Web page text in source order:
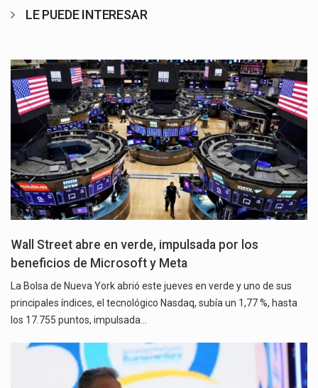
LE PUEDE INTERESAR
Wall Street abre en verde, impulsada por los
beneficios de Microsoft y Meta
La Bolsa de Nueva York abrió este jueves en verde y uno de sus
principales índices, el tecnológico Nasdaq, subía un 1,77 %, hasta
los 17.755 puntos, impulsada…